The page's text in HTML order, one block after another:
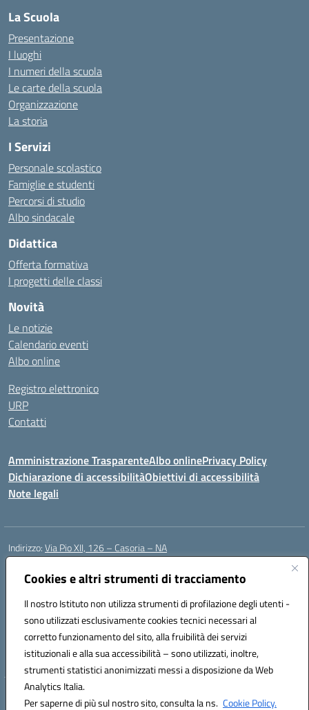
Cookies e altri strumenti di tracciamento
Il nostro Istituto non utilizza strumenti di profilazione degli utenti -
sono utilizzati esclusivamente cookies tecnici necessari al
corretto funzionamento del sito, alla fruibilità dei servizi
istituzionali e alla sua accessibilità – sono utilizzati, inoltre,
strumenti statistici anonimizzati messi a disposizione da Web
Analytics Italia.
Per saperne di più sul nostro sito, consulta la ns. Cookie Policy.
La Scuola
Presentazione
I luoghi
I numeri della scuola
Le carte della scuola
Organizzazione
La storia
I Servizi
Personale scolastico
Famiglie e studenti
Percorsi di studio
Albo sindacale
Didattica
Offerta formativa
I progetti delle classi
Novità
Le notizie
Calendario eventi
Albo online
Registro elettronico
URP
Contatti
Amministrazione TrasparenteAlbo onlinePrivacy Policy
Dichiarazione di accessibilitàObiettivi di accessibilità
Note legali
Indirizzo:Via Pio XII, 126 – Casoria – NA
Centralino:
Posta elettronica certificata (PEC):naic8et00d@pec.istruzione.it
Codice fiscale: 93056760635
Codice meccanografico:NAIC8ET00D
Codice Indice delle Pubbliche Amministrazioni (IPA): clcc_063
Codice unico di fatturazione (CUF): UFVE8K
Hosting & Powered by 3D Solution S.r.l.